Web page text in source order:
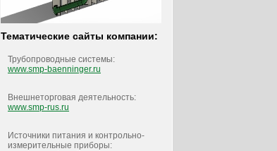
Тематические сайты компании:
Трубопроводные системы:
www.smp-baenninger.ru
Внешнеторговая деятельность:
www.smp-rus.ru
Источники питания и контрольно-
измерительные приборы: